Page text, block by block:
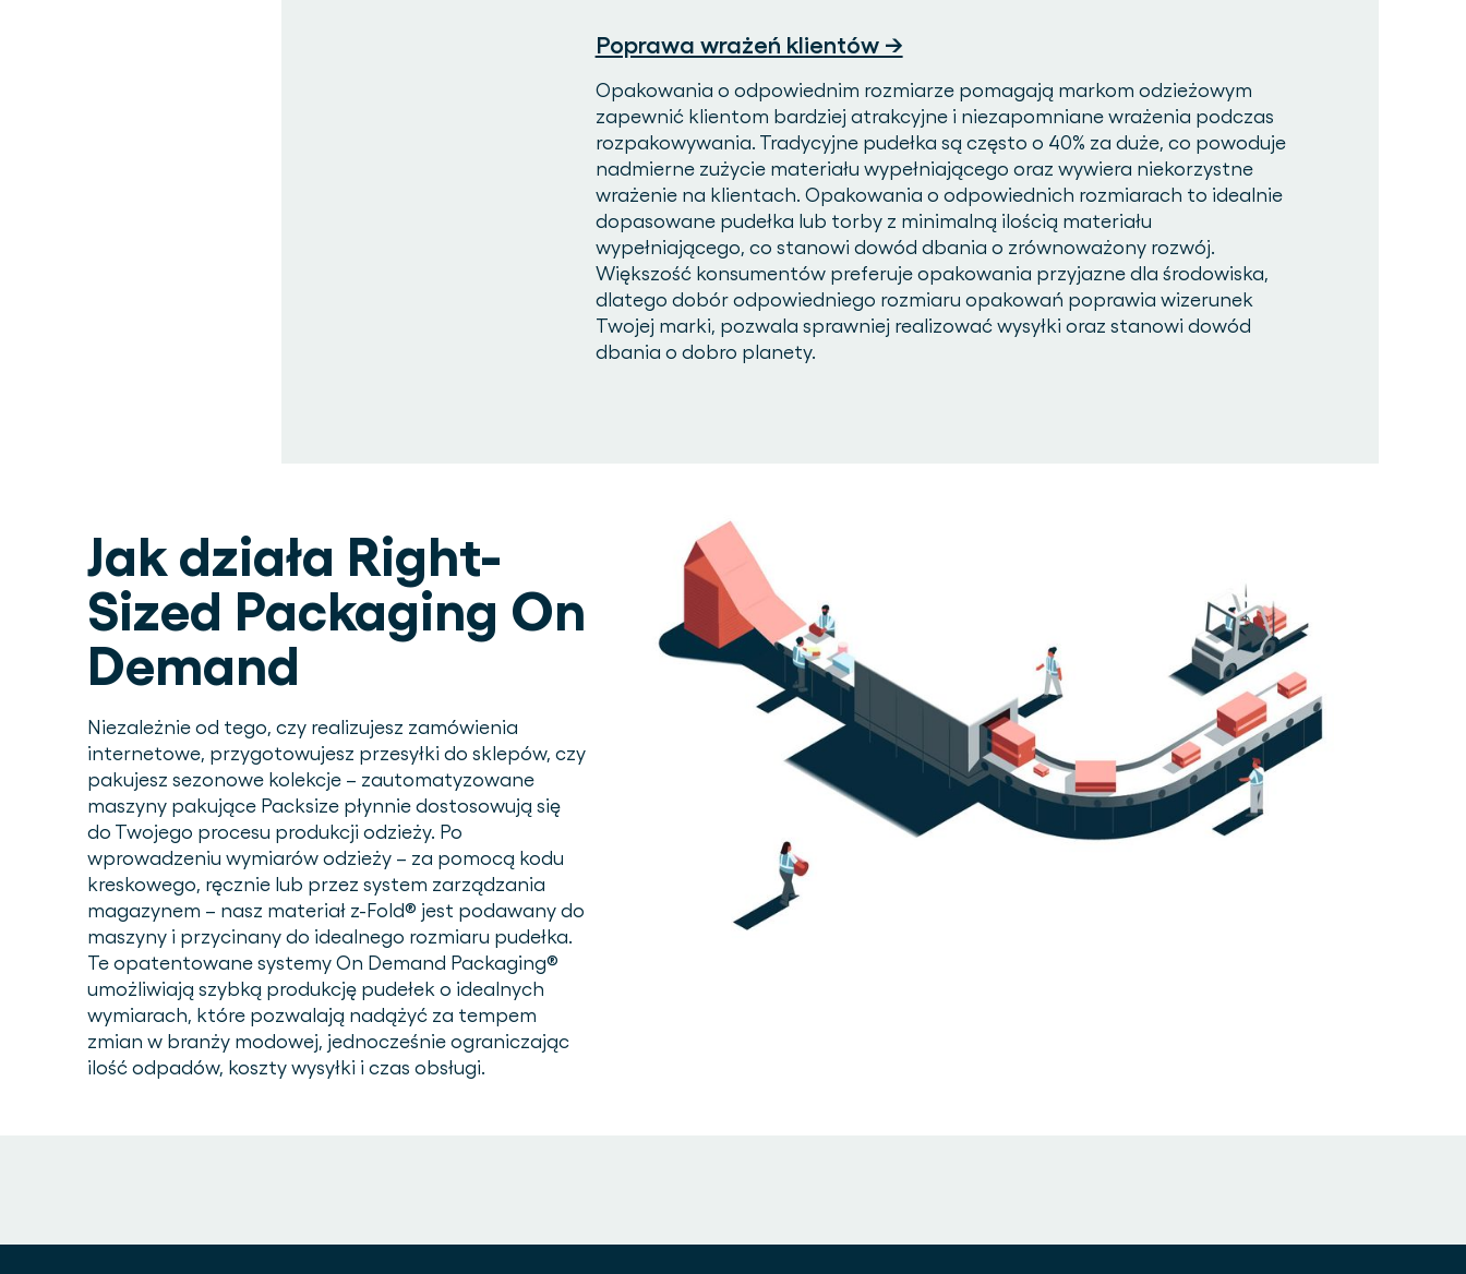
Poprawa wrażeń klientów →
Opakowania o odpowiednim rozmiarze pomagają markom odzieżowym
zapewnić klientom bardziej atrakcyjne i niezapomniane wrażenia podczas
rozpakowywania. Tradycyjne pudełka są często o 40% za duże, co powoduje
nadmierne zużycie materiału wypełniającego oraz wywiera niekorzystne
wrażenie na klientach. Opakowania o odpowiednich rozmiarach to idealnie
dopasowane pudełka lub torby z minimalną ilością materiału
wypełniającego, co stanowi dowód dbania o zrównoważony rozwój.
Większość konsumentów preferuje opakowania przyjazne dla środowiska,
dlatego dobór odpowiedniego rozmiaru opakowań poprawia wizerunek
Twojej marki, pozwala sprawniej realizować wysyłki oraz stanowi dowód
dbania o dobro planety.
Jak działa Right-
Sized Packaging On
Demand
Niezależnie od tego, czy realizujesz zamówienia
internetowe, przygotowujesz przesyłki do sklepów, czy
pakujesz sezonowe kolekcje – zautomatyzowane
maszyny pakujące Packsize płynnie dostosowują się
do Twojego procesu produkcji odzieży. Po
wprowadzeniu wymiarów odzieży – za pomocą kodu
kreskowego, ręcznie lub przez system zarządzania
magazynem – nasz materiał z-Fold® jest podawany do
maszyny i przycinany do idealnego rozmiaru pudełka.
Te opatentowane systemy On Demand Packaging®
umożliwiają szybką produkcję pudełek o idealnych
wymiarach, które pozwalają nadążyć za tempem
zmian w branży modowej, jednocześnie ograniczając
ilość odpadów, koszty wysyłki i czas obsługi.